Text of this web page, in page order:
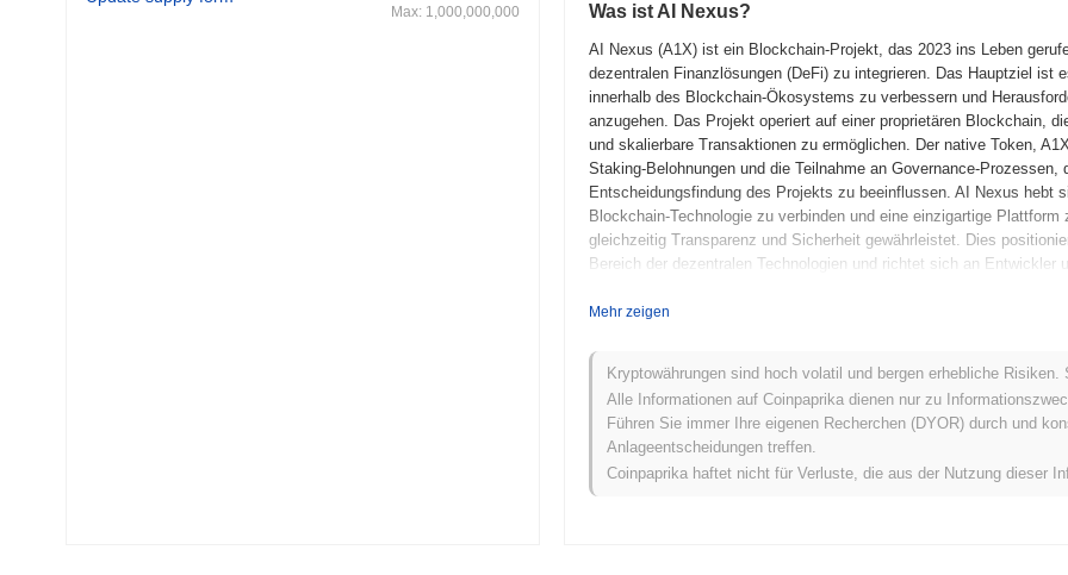
Max: 1,000,000,000
Was ist AI Nexus?
AI Nexus (A1X) ist ein Blockchain-Projekt, das 2023 ins Leben
dezentralen Finanzlösungen (DeFi) zu integrieren. Das Hauptziel ist
innerhalb des Blockchain-Ökosystems zu verbessern und
anzugehen. Das Projekt operiert auf einer proprietären Blockchain,
und skalierbare Transaktionen zu ermöglichen. Der native Token,
Staking-Belohnungen und die Teilnahme an Governance-
Entscheidungsfindung des Projekts zu beeinflussen. AI Nexus hebt
Blockchain-Technologie zu verbinden und eine einzigartige
gleichzeitig Transparenz und Sicherheit gewährleistet. Dies
Bereich der dezentralen Technologien und richtet sich an
AI Nexus entstand im März 2022, als das Gründungsteam sein
Rahmen des Projekts umreißt. Daraufhin wurde im Juni 2022 das
ermöglichte, mit den Funktionen und Möglichkeiten zu
gestartet, was den Übergang des Projekts zu einer voll
konzentrierte sich auf die Integration von KI-Fähigkeiten in
Betriebseffizienz zu verbessern. Die erste Verteilung des AI Nexus
Mehr zeigen
Kryptowährungen sind hoch volatil und bergen erhebliche
Alle Informationen auf Coinpaprika dienen nur zu
Führen Sie immer Ihre eigenen Recherchen (DYOR) durch und
Anlageentscheidungen treffen.
Coinpaprika haftet nicht für Verluste, die aus der Nutzung dieser